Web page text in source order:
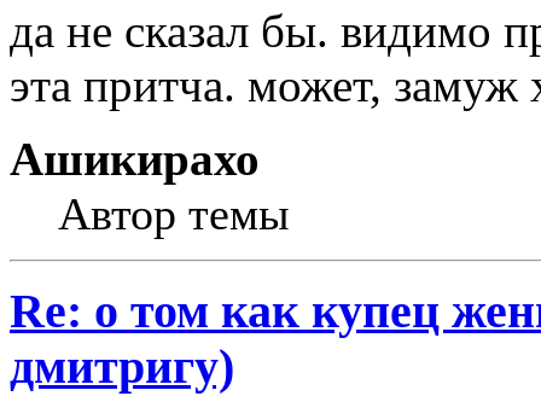
да не сказал бы. видимо
эта притча. может,
Ашикирахо
Автор темы
Re: о том как купец
дмитригу)